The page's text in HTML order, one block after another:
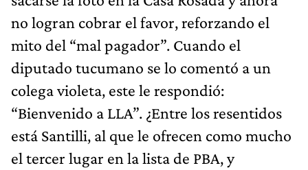
no logran cobrar el favor, reforzando el
mito del “mal pagador”. Cuando el
diputado tucumano se lo comentó a un
colega violeta, este le respondió:
“Bienvenido a LLA”. ¿Entre los resentidos
está Santilli, al que le ofrecen como mucho
el tercer lugar en la lista de PBA, y